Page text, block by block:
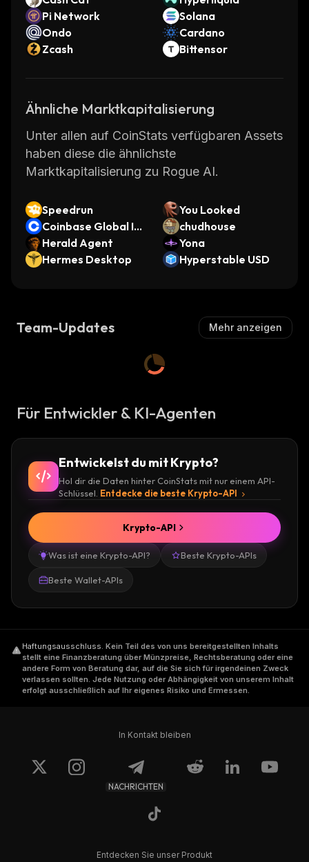
Pi Network
Solana
Ondo
Cardano
Zcash
Bittensor
Ähnliche Marktkapitalisierung
Unter allen auf CoinStats verfügbaren Assets
haben diese die ähnlichste
Marktkapitalisierung zu Rogue AI.
Speedrun
You Looked
Coinbase Global Inc
ST0x
chudhouse
Herald Agent
Yona
Hermes Desktop
Hyperstable USD
Team-Updates Mehr anzeigen
Für Entwickler & KI-Agenten
Entwickelst du mit Krypto?
Hol dir die Daten hinter CoinStats mit nur einem API-
Schlüssel. Entdecke die beste Krypto-API
Was ist eine Krypto-API? Beste Krypto-APIs
Beste Wallet-APIs
Krypto-API
Haftungsausschluss. Kein Teil des von uns bereitgestellten Inhalts
stellt eine Finanzberatung über Münzpreise, Rechtsberatung oder eine
andere Form von Beratung dar, auf die Sie sich für irgendeinen Zweck
verlassen sollten. Jede Nutzung oder Abhängigkeit von unserem Inhalt
erfolgt ausschließlich auf Ihr eigenes Risiko und Ermessen.
In Kontakt bleiben
NACHRICHTEN
Entdecken Sie unser Produkt